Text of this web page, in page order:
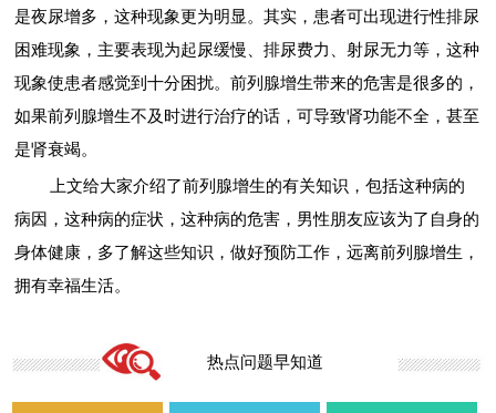
是夜尿增多，这种现象更为明显。其实，患者可出现进行性排尿
困难现象，主要表现为起尿缓慢、排尿费力、射尿无力等，这种
现象使患者感觉到十分困扰。前列腺增生带来的危害是很多的，
如果前列腺增生不及时进行治疗的话，可导致肾功能不全，甚至
是肾衰竭。
上文给大家介绍了前列腺增生的有关知识，包括这种病的
病因，这种病的症状，这种病的危害，男性朋友应该为了自身的
身体健康，多了解这些知识，做好预防工作，远离前列腺增生，
拥有幸福生活。
热点问题早知道